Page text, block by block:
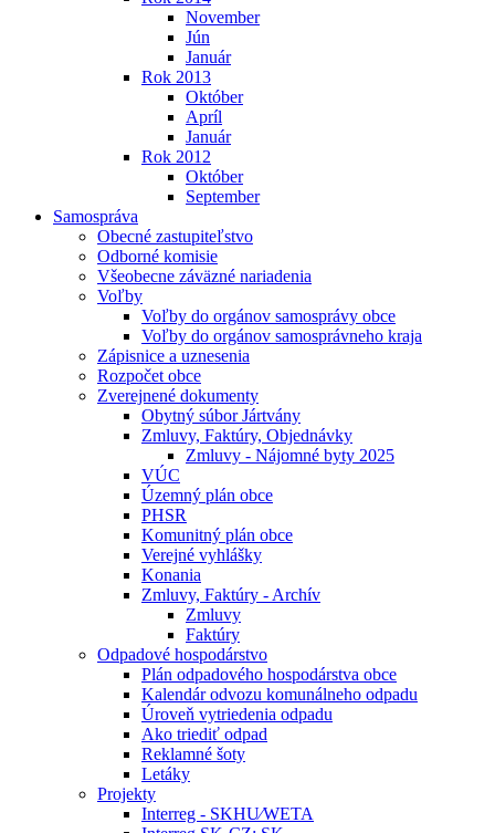
November
Jún
Január
Rok 2013
Október
Apríl
Január
Rok 2012
Október
September
Samospráva
Obecné zastupiteľstvo
Odborné komisie
Všeobecne záväzné nariadenia
Voľby
Voľby do orgánov samosprávy obce
Voľby do orgánov samosprávneho kraja
Zápisnice a uznesenia
Rozpočet obce
Zverejnené dokumenty
Obytný súbor Jártvány
Zmluvy, Faktúry, Objednávky
Zmluvy - Nájomné byty 2025
VÚC
Územný plán obce
PHSR
Komunitný plán obce
Verejné vyhlášky
Konania
Zmluvy, Faktúry - Archív
Zmluvy
Faktúry
Odpadové hospodárstvo
Plán odpadového hospodárstva obce
Kalendár odvozu komunálneho odpadu
Úroveň vytriedenia odpadu
Ako triediť odpad
Reklamné šoty
Letáky
Projekty
Interreg - SKHU⁄WETA